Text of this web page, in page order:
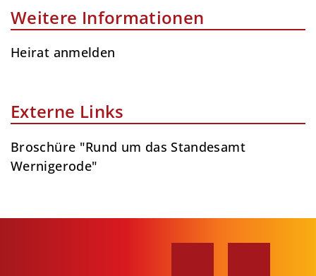
Weitere Informationen
Heirat anmelden
Externe Links
Broschüre "Rund um das Standesamt
Wernigerode"